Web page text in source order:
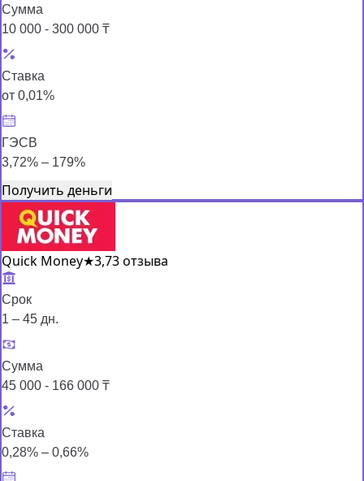
Сумма
10 000 - 300 000 ₸
Ставка
от 0,01%
ГЭСВ
3,72% – 179%
Получить деньги
Quick Money★3,73 отзыва
Срок
1 – 45 дн.
Сумма
45 000 - 166 000 ₸
Ставка
0,28% – 0,66%